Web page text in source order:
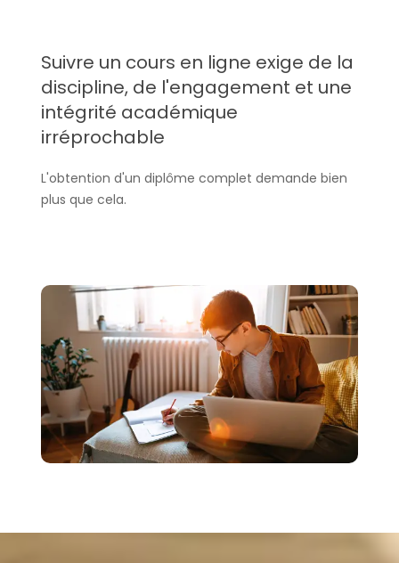
Suivre un cours en ligne exige de la
discipline, de l'engagement et une
intégrité académique
irréprochable
L'obtention d'un diplôme complet demande bien
plus que cela.